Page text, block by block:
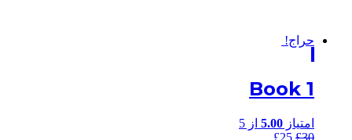
حراج!
Book 1
امتیاز 5.00 از 5
£30
£25